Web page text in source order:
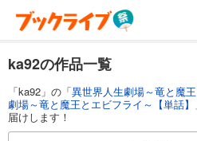
ka92の作品一覧
「ka92」の「異世界人生劇場～竜と魔
劇場～竜と魔王とエビフライ～【単話】
届けします！